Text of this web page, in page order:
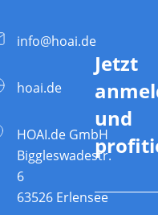
info@hoai.de
hoai.de
HOAI.de GmbH
Biggleswadestr.
6
63526 Erlensee
Jetzt
und